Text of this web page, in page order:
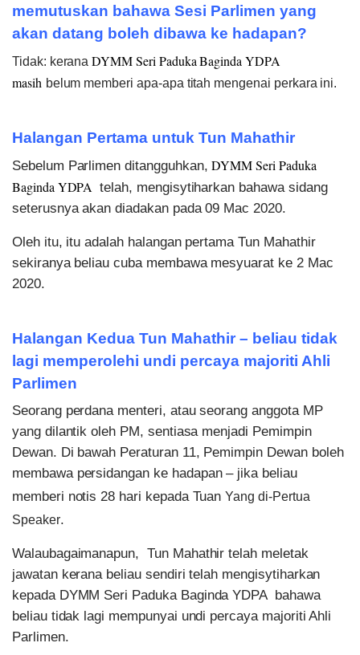
memutuskan bahawa Sesi Parlimen yang
akan datang boleh dibawa ke hadapan?
Tidak: keranaDYMM Seri Paduka Baginda YDPA
masih belum memberi apa-apa titah mengenai perkara ini.
Halangan Pertama untuk Tun Mahathir
Sebelum Parlimen ditangguhkan,DYMM Seri Paduka
Baginda YDPA telah, mengisytiharkan bahawa sidang
seterusnya akan diadakan pada 09 Mac 2020.
Oleh itu, itu adalah halangan pertama Tun Mahathir
sekiranya beliau cuba membawa mesyuarat ke 2 Mac
2020.
Halangan Kedua Tun Mahathir – beliau tidak
lagi memperolehi undi percaya majoriti Ahli
Parlimen
Seorang perdana menteri, atau seorang anggota MP
yang dilantik oleh PM, sentiasa menjadi Pemimpin
Dewan. Di bawah Peraturan 11, Pemimpin Dewan boleh
membawa persidangan ke hadapan – jika beliau
memberi notis 28 hari kepada TuanYang di-Pertua
Speaker.
Walaubagaimanapun, Tun Mahathir telah meletak
jawatan kerana beliau sendiri telah mengisytiharkan
kepada DYMM Seri Paduka Baginda YDPA bahawa
beliau tidak lagi mempunyai undi percaya majoriti Ahli
Parlimen.